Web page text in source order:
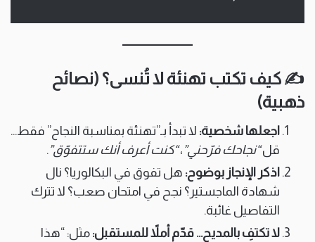
✍️ كيف تكتب تهنئة لا تُنسى؟ (نصائح
ذهبية)
اجعلها شخصية: لا تبدأ بـ”تهنئة بمناسبة النجاح” فقط…
قل“نجاحك فرّحني” ،“كنت أعرف أنك ستتفوّق” .
اذكر الإنجاز بوضوح: هل تفوق في البكالوريا؟ نال
شهادة الماجستير؟ نجح في امتحان صعب؟ لا تترك
التفاصيل غائبة.
لا تكتفِ بالمديح… قدّم أملاً للمستقبل: مثل: “هذا